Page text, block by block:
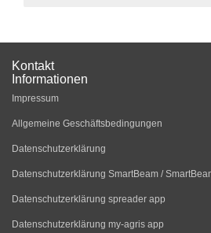
Kontakt
Informationen
Impressum
Allgemeine Geschäftsbedingungen
Datenschutzerklärung
Datenschutzerklärung SmartBeam /
Datenschutzerklärung spreader app
Datenschutzerklärung my-agris app